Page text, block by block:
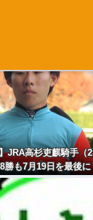
】JRA高杉吏麒騎手（2
勝も7月19日を最後に
しのままフリー転
・・・・・・・・